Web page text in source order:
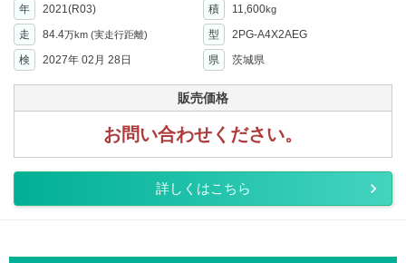
年
2021(R03) 積 11,600kg
走 84.4万km (実走行距離) 型
2PG-A4X2AEG
検
2027年 02月 28日 県 茨城県
販売価格
お問い合わせください。
詳しくはこちら